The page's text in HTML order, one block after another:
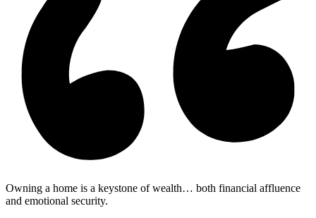
Owning a home is a keystone of wealth… both financial affluence
and emotional security.